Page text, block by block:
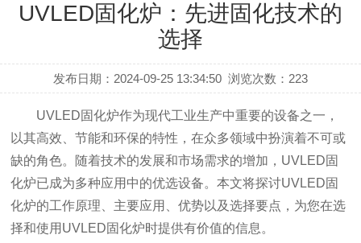
UVLED固化炉：先进固化技术的
选择
发布日期：2024-09-25 13:34:50 浏览次数： 223
UVLED固化炉作为现代工业生产中重要的设备之一，
以其高效、节能和环保的特性，在众多领域中扮演着不可或
缺的角色。随着技术的发展和市场需求的增加，UVLED固
化炉已成为多种应用中的优选设备。本文将探讨UVLED固
化炉的工作原理、主要应用、优势以及选择要点，为您在选
择和使用UVLED固化炉时提供有价值的信息。